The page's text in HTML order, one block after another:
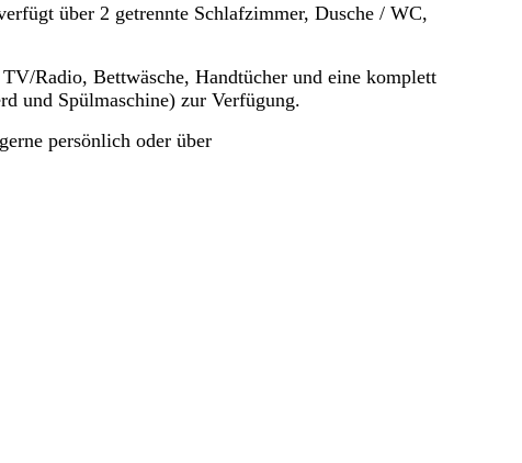
über 2 getrennte Schlafzimmer, Dusche / WC,
Radio, Bettwäsche, Handtücher und eine komplett
und Spülmaschine) zur Verfügung.
persönlich oder über